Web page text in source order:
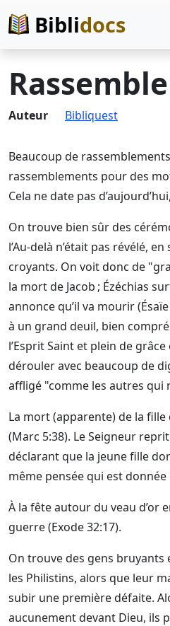
Biblidocs
Auteur Bibliquest
Beaucoup de
rassemblements pour des
Cela ne date pas
On trouve bien sûr des
l’Au-delà n’était pas révélé,
croyants. On voit donc de
la mort de Jacob ; Ézéchias
annonce qu’il va mourir
à un grand deuil, bien
l’Esprit Saint et plein de
dérouler avec beaucoup de
affligé "comme les autres qui
La mort (apparente) de la
(Marc 5:38). Le Seigneur
déclarant que la jeune fille
même pensée qui est donnée
À la fête autour du veau d’or
guerre (Exode 32:17).
On trouve des gens bruyants
les Philistins, alors que leur
subir une première défaite.
aucunement devant Dieu, ils